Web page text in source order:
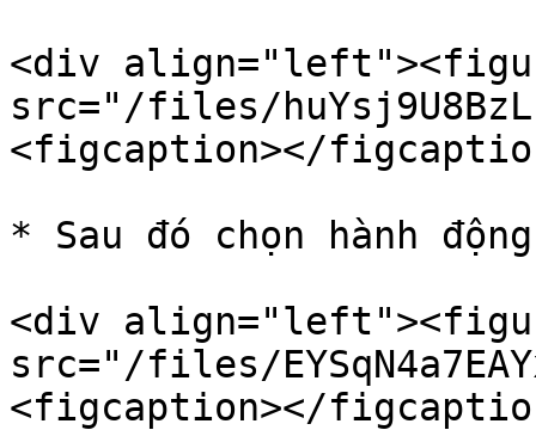
<div
src="/files/
<figcaption></
* Sau đó chọn hành
<div
src="/files/
<figcaption></